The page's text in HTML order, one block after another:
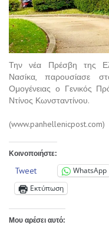
Την νέα Πρέσβη της
Νασίκα, παρουσίασε
Ομογένειας ο Γενικός
Ντίνος Κωνσταντίνου.
(www.panhellenicpost.com)
Κοινοποιήστε:
Tweet WhatsApp
Εκτύπωση
Μου αρέσει αυτό: